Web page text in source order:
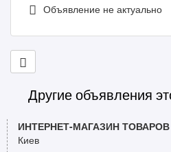
Объявление не актуально
Другие объявления
ИНТЕРНЕТ-МАГАЗИН
Киев